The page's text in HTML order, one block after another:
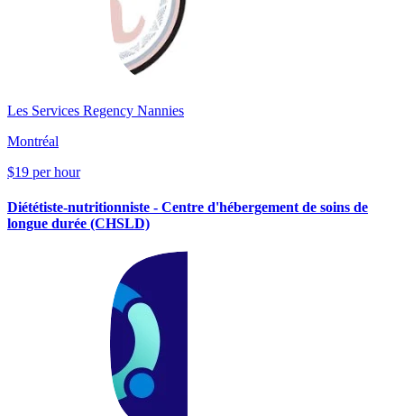
Les Services Regency Nannies
Montréal
$19 per hour
Diététiste-nutritionniste - Centre d'hébergement de soins de
longue durée (CHSLD)